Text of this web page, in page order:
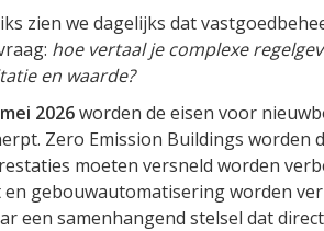
zien we dagelijks dat
hoe vertaal je complexe
en waarde?
2026worden de eisen voor
Zero Emission Buildings worden
moeten versneld worden
gebouwautomatisering worden
een samenhangend stelsel dat